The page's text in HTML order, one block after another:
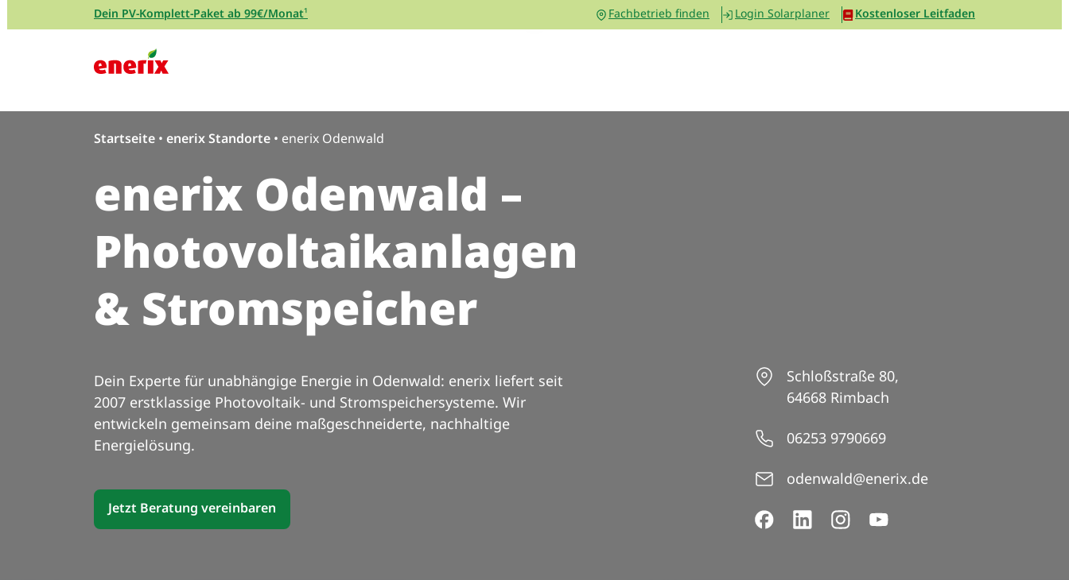
Direkt zum Inhalt wechselnDein PV-Komplett-Paket ab 99€/Monat¹ Fachbetrieb finden Login Solarplaner Kostenloser Leitfaden
Hauptnavigation
Startseite • enerix Standorte • enerix Odenwald
enerix Odenwald –
Photovoltaikanlagen
& Stromspeicher
Dein Experte für unabhängige Energie in Odenwald: enerix liefert seit
2007 erstklassige Photovoltaik- und Stromspeichersysteme. Wir
entwickeln gemeinsam deine maßgeschneiderte, nachhaltige
Energielösung.
Jetzt Beratung vereinbaren
Schloßstraße 80,
64668 Rimbach
06253 9790669
odenwald@enerix.de